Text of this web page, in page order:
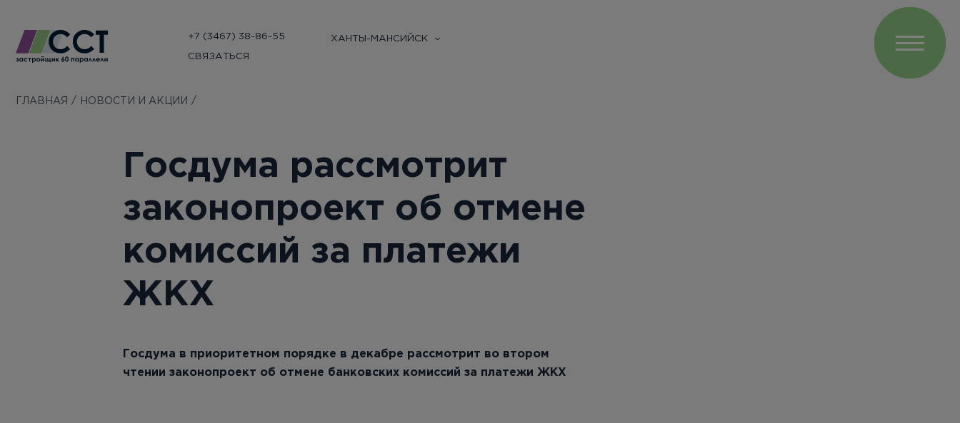
+7 (3467) 38-86-55
СВЯЗАТЬСЯ
ХАНТЫ-МАНСИЙСК
ГЛАВНАЯ НОВОСТИ И АКЦИИ
Госдума рассмотрит
законопроект об отмене
комиссий за платежи
ЖКХ
Госдума в приоритетном порядке в декабре рассмотрит во втором
чтении законопроект об отмене банковских комиссий за платежи ЖКХ